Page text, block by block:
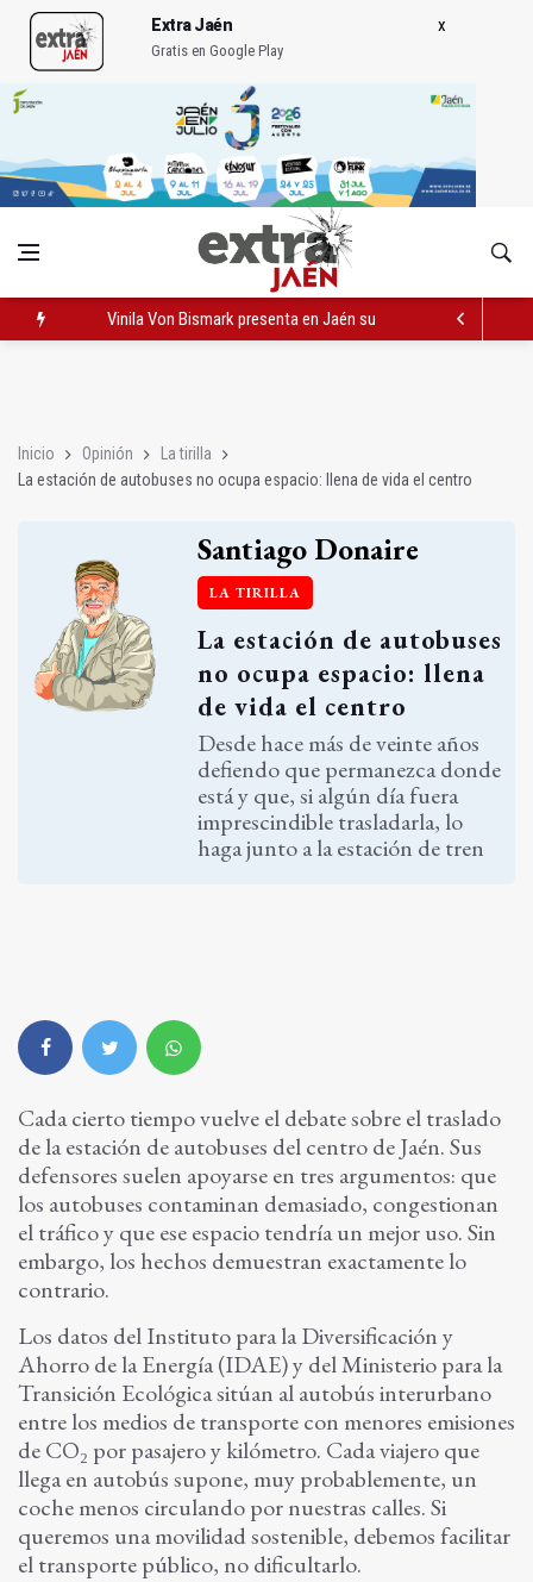
Extra Jaén
Gratis en Google Play
Vinila Von Bismark presenta en Jaén su espectáculo 'La
Inicio Opinión
La tirilla
La estación de autobuses no ocupa espacio: llena de vida el centro
Santiago Donaire
LA TIRILLA
La estación de autobuses
no ocupa espacio: llena
de vida el centro
Desde hace más de veinte años
defiendo que permanezca donde
está y que, si algún día fuera
imprescindible trasladarla, lo
haga junto a la estación de tren
Cada cierto tiempo vuelve el debate sobre el traslado
de la estación de autobuses del centro de Jaén. Sus
defensores suelen apoyarse en tres argumentos: que
los autobuses contaminan demasiado, congestionan
el tráfico y que ese espacio tendría un mejor uso. Sin
embargo, los hechos demuestran exactamente lo
contrario.
Los datos del Instituto para la Diversificación y
Ahorro de la Energía (IDAE) y del Ministerio para la
Transición Ecológica sitúan al autobús interurbano
entre los medios de transporte con menores emisiones
de CO₂ por pasajero y kilómetro. Cada viajero que
llega en autobús supone, muy probablemente, un
coche menos circulando por nuestras calles. Si
queremos una movilidad sostenible, debemos facilitar
el transporte público, no dificultarlo.